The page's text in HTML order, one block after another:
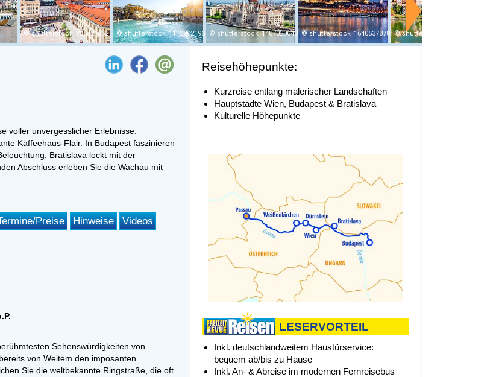
shutterstock_725421652 shutterstock_1112002196 shutterstock_1487020043 shutterstock_1640537878 shutterstock_2071607078
voller unvergesslicher Erlebnisse.
Kaffeehaus-Flair. In Budapest faszinieren
Bratislava lockt mit der
Abschluss erleben Sie die Wachau mit
Preise Hinweise
Videos
Sehenswürdigkeiten von
von Weitem den imposanten
Sie die weltbekannte Ringstraße, die oft
Reisehöhepunkte:
Kurzreise entlang malerischer Landschaften
Hauptstädte Wien, Budapest & Bratislava
Kulturelle Höhepunkte
LESERVORTEIL
Inkl. deutschlandweitem Haustürservice:
bequem ab/bis zu Hause
Inkl. An- & Abreise im modernen Fernreisebus